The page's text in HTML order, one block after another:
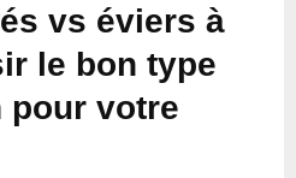
vs éviers à
le bon type
pour votre